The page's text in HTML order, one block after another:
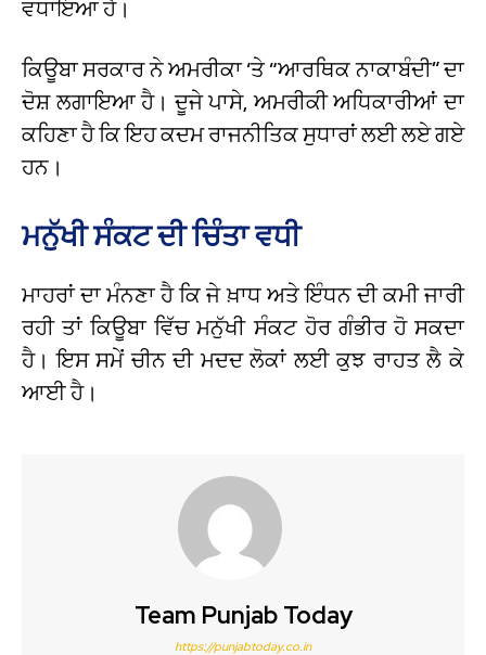
ਵਧਾਇਆ ਹੈ।
ਕਿਊਬਾ ਸਰਕਾਰ ਨੇ ਅਮਰੀਕਾ ‘ਤੇ “ਆਰਥਿਕ ਨਾਕਾਬੰਦੀ” ਦਾ
ਦੋਸ਼ ਲਗਾਇਆ ਹੈ। ਦੂਜੇ ਪਾਸੇ, ਅਮਰੀਕੀ ਅਧਿਕਾਰੀਆਂ ਦਾ
ਕਹਿਣਾ ਹੈ ਕਿ ਇਹ ਕਦਮ ਰਾਜਨੀਤਿਕ ਸੁਧਾਰਾਂ ਲਈ ਲਏ ਗਏ
ਹਨ।
ਮਨੁੱਖੀ ਸੰਕਟ ਦੀ ਚਿੰਤਾ ਵਧੀ
ਮਾਹਰਾਂ ਦਾ ਮੰਨਣਾ ਹੈ ਕਿ ਜੇ ਖ਼ਾਧ ਅਤੇ ਇੰਧਨ ਦੀ ਕਮੀ ਜਾਰੀ
ਰਹੀ ਤਾਂ ਕਿਊਬਾ ਵਿੱਚ ਮਨੁੱਖੀ ਸੰਕਟ ਹੋਰ ਗੰਭੀਰ ਹੋ ਸਕਦਾ
ਹੈ। ਇਸ ਸਮੇਂ ਚੀਨ ਦੀ ਮਦਦ ਲੋਕਾਂ ਲਈ ਕੁਝ ਰਾਹਤ ਲੈ ਕੇ
ਆਈ ਹੈ।
Team Punjab Today
https://punjabtoday.co.in